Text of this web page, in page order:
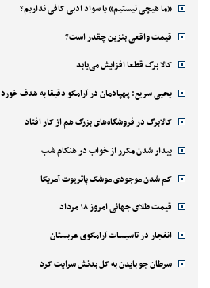
«ما هیچی نیستیم» یا سواد ادبی کافی نداریم؟
قیمت واقعی بنزین چقدر است؟
کالا برگ قطعا افزایش می‌یابد
یحیی سریع: پهپادمان در آرامکو دقیقا به هدف خورد
کالابرگ در فروشگاه‌های بزرگ هم از کار افتاد
بیدار شدن مکرر از خواب در هنگام شب
کم شدن موجودی موشک پاتریوت آمریکا
قیمت طلای جهانی امروز ۱۸ مرداد
انفجار در تاسیسات آرامکوی عربستان
سرطان جو بایدن به کل بدنش سرایت کرد